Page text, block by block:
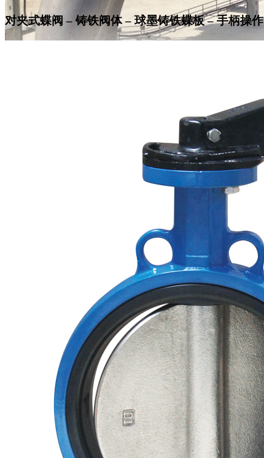
对夹式蝶阀 – 铸铁阀体 – 球墨铸铁蝶板 – 手柄操作